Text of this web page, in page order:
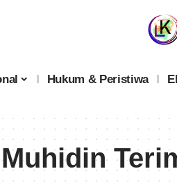
Hukum & Peristiwa